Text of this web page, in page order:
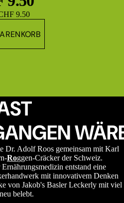
9.50
Dr. Adolf Roos gemeinsam mit Karl
Roggen-Cräcker der Schweiz.
entstand eine
mit innovativem Denken
von Jakob's Basler Leckerly mit viel
belebt.